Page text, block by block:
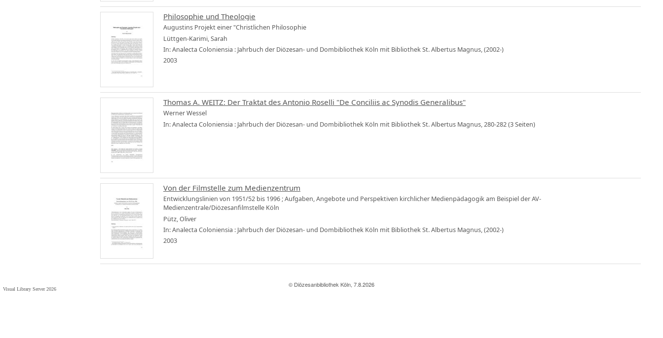
© Diözesanbibliothek Köln, 7.8.2026
Visual Library Server 2026
Philosophie und Theologie
Augustins Projekt einer "Christlichen Philosophie
Lüttgen-Karimi, Sarah
In: Analecta Coloniensia : Jahrbuch der Diözesan- und Dombibliothek Köln mit Bibliothek St. Albertus Magnus, (2002-)
2003
Thomas A. WEITZ: Der Traktat des Antonio Roselli "De Conciliis ac Synodis Generalibus"
Werner Wessel
In: Analecta Coloniensia : Jahrbuch der Diözesan- und Dombibliothek Köln mit Bibliothek St. Albertus Magnus, 280-282 (3 Seiten)
Von der Filmstelle zum Medienzentrum
Entwicklungslinien von 1951/52 bis 1996 ; Aufgaben, Angebote und Perspektiven kirchlicher Medienpädagogik am Beispiel der AV-
Medienzentrale/Diözesanfilmstelle Köln
Pütz, Oliver
In: Analecta Coloniensia : Jahrbuch der Diözesan- und Dombibliothek Köln mit Bibliothek St. Albertus Magnus, (2002-)
2003